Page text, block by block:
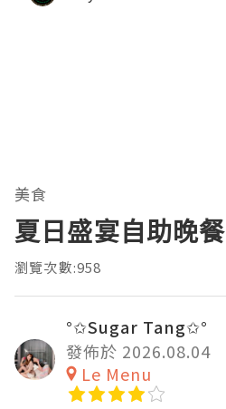
美食
夏日盛宴自助晚餐
瀏覽次數:958
°✩Sugar Tang✩°
發佈於 2026.08.04
Le Menu